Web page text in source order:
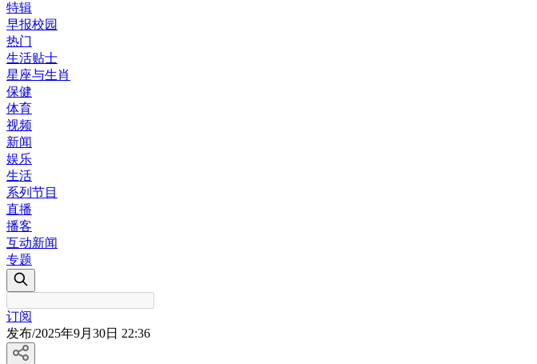
特辑
早报校园
热门
生活贴士
星座与生肖
保健
体育
视频
新闻
娱乐
生活
系列节目
直播
播客
互动新闻
专题
订阅
发布/2025年9月30日 22:36